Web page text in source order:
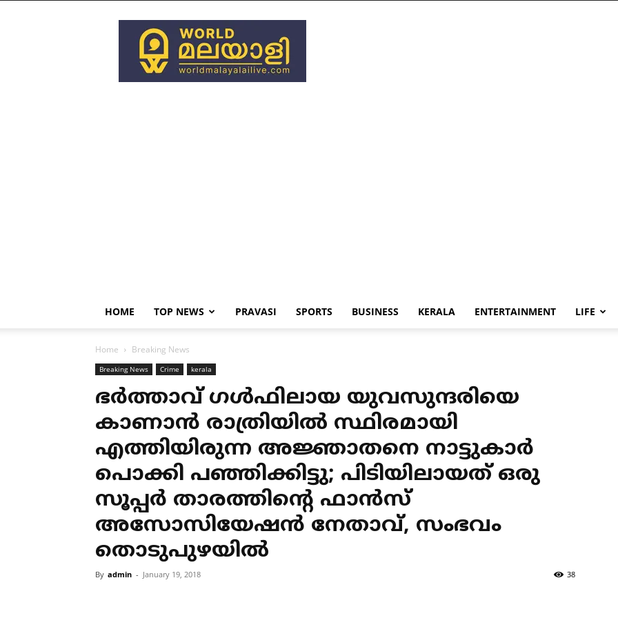
World
Malayali
Live
HOME TOP NEWS PRAVASI SPORTS BUSINESS KERALA ENTERTAINMENT LIFE
Home Breaking News
Breaking News Crime kerala
ഭര്‍ത്താവ് ഗള്‍ഫിലായ യുവസുന്ദരിയെ
കാണാന്‍ രാത്രിയില്‍ സ്ഥിരമായി
എത്തിയിരുന്ന അജ്ഞാതനെ നാട്ടുകാര്‍
പൊക്കി പഞ്ഞിക്കിട്ടു; പിടിയിലായത് ഒരു
സൂപ്പര്‍ താരത്തിന്റെ ഫാന്‍സ്
അസോസിയേഷന്‍ നേതാവ്, സംഭവം
തൊടുപുഴയില്‍
By admin - January 19, 2018 38